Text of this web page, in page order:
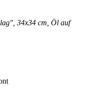
34x34 cm, Öl auf